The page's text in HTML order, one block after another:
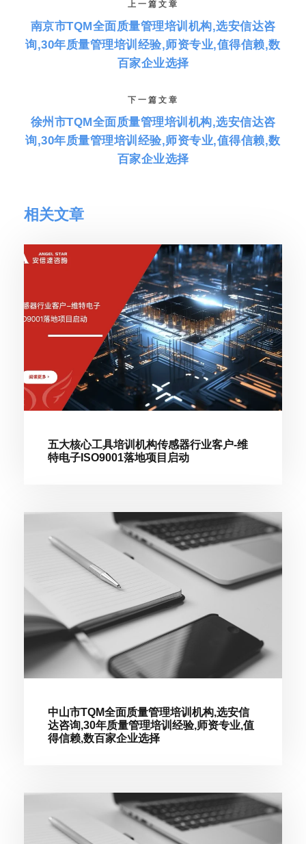
上一篇文章
南京市TQM全面质量管理培训机构,选安信达咨
询,30年质量管理培训经验,师资专业,值得信赖,数
百家企业选择
下一篇文章
徐州市TQM全面质量管理培训机构,选安信达咨
询,30年质量管理培训经验,师资专业,值得信赖,数
百家企业选择
相关文章
五大核心工具培训机构传感器行业客户-维
特电子ISO9001落地项目启动
中山市TQM全面质量管理培训机构,选安信
达咨询,30年质量管理培训经验,师资专业,值
得信赖,数百家企业选择